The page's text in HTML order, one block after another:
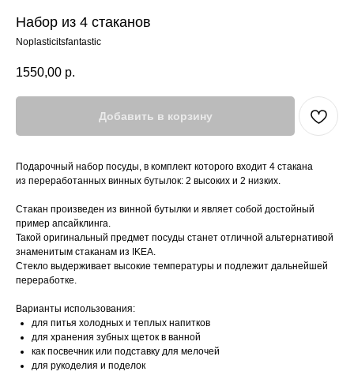
Набор из 4 стаканов
Noplasticitsfantastic
1550,00 р.
Добавить в корзину
Подарочный набор посуды, в комплект которого входит 4 стакана
из переработанных винных бутылок: 2 высоких и 2 низких.
Стакан произведен из винной бутылки и являет собой достойный
пример апсайклинга.
Такой оригинальный предмет посуды станет отличной альтернативой
знаменитым стаканам из IKEA.
Стекло выдерживает высокие температуры и подлежит дальнейшей
переработке.
Варианты использования:
для питья холодных и теплых напитков
для хранения зубных щеток в ванной
как посвечник или подставку для мелочей
для рукоделия и поделок